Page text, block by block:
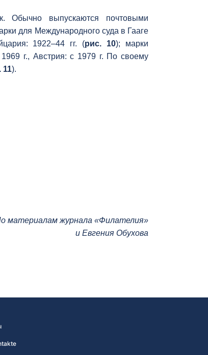
выпускаются почтовыми
для Международного суда в Гааге
1922–44 гг. (рис. 10); марки
г., Австрия: с 1979 г. По своему
11).
материалам журнала «Филателия»
и Евгения Обухова